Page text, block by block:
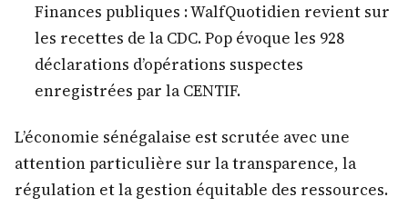
Finances publiques : WalfQuotidien revient sur
les recettes de la CDC. Pop évoque les 928
déclarations d’opérations suspectes
enregistrées par la CENTIF.
L’économie sénégalaise est scrutée avec une
attention particulière sur la transparence, la
régulation et la gestion équitable des ressources.